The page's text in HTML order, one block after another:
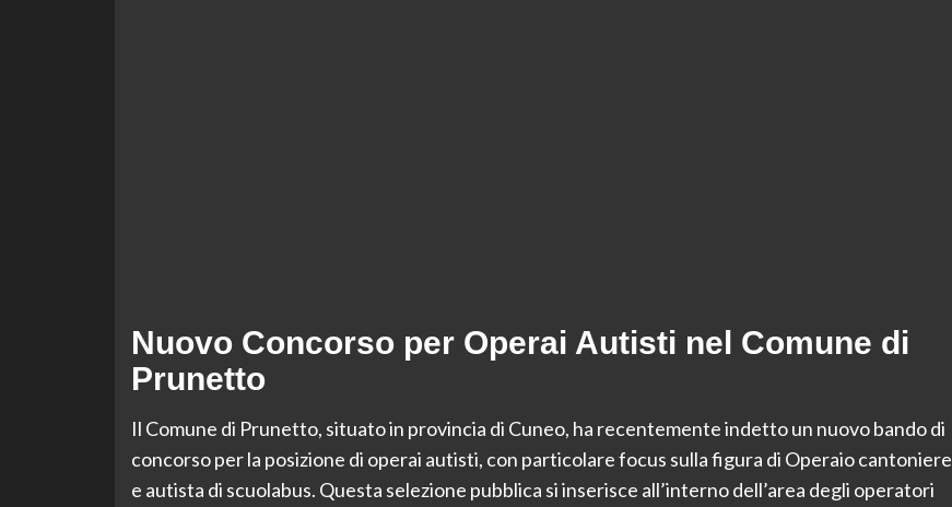
Nuovo Concorso per Operai Autisti nel Comune di
Prunetto
Il Comune di Prunetto, situato in provincia di Cuneo, ha recentemente indetto un nuovo bando di
concorso per la posizione di operai autisti, con particolare focus sulla figura di Operaio cantoniere
e autista di scuolabus. Questa selezione pubblica si inserisce all’interno dell’area degli operatori